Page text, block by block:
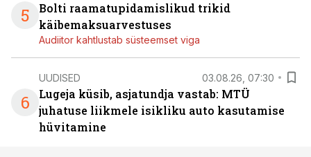
5
Bolti raamatupidamislikud trikid
käibemaksuarvestuses
Audiitor kahtlustab süsteemset viga
6
UUDISED 03.08.26, 07:30
Lugeja küsib, asjatundja vastab: MTÜ
juhatuse liikmele isikliku auto kasutamise
hüvitamine